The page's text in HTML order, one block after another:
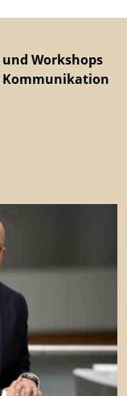
Workshops
Kommunikation